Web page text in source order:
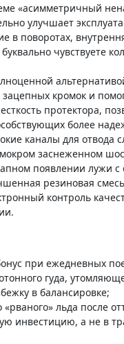
«асимметричный
улучшает
в поворотах,
чувствуете
кромок и
протектора,
более
каналы для отвода
заснеженном
появлении лужи с
резиновая
контроль
при ежедневных
гуда,
в балансировке;
льда после
инвестицию, а не в